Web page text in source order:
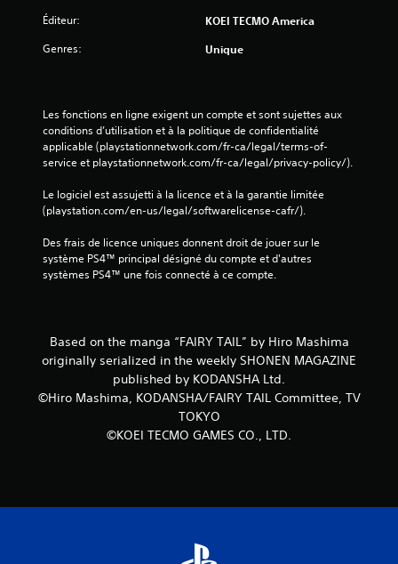
Éditeur: KOEI TECMO America
Genres: Unique
Les fonctions en ligne exigent un compte et sont sujettes aux
conditions d’utilisation et à la politique de confidentialité
applicable (playstationnetwork.com/fr-ca/legal/terms-of-
service et playstationnetwork.com/fr-ca/legal/privacy-policy/).
Le logiciel est assujetti à la licence et à la garantie limitée
(playstation.com/en-us/legal/softwarelicense-cafr/).
Des frais de licence uniques donnent droit de jouer sur le
système PS4™ principal désigné du compte et d'autres
systèmes PS4™ une fois connecté à ce compte.
Based on the manga “FAIRY TAIL” by Hiro Mashima
originally serialized in the weekly SHONEN MAGAZINE
published by KODANSHA Ltd.
©Hiro Mashima, KODANSHA/FAIRY TAIL Committee, TV
TOKYO
©KOEI TECMO GAMES CO., LTD.